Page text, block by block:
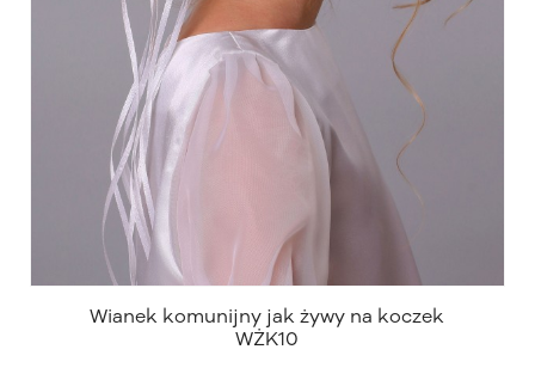
Wianek komunijny jak żywy na koczek
WŻK10